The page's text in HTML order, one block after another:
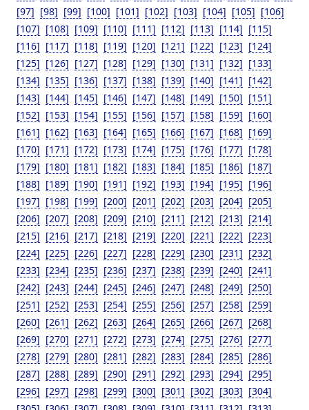
[97] [98] [99] [100] [101] [102] [103] [104] [105] [106]
[107] [108] [109] [110] [111] [112] [113] [114] [115]
[116] [117] [118] [119] [120] [121] [122] [123] [124]
[125] [126] [127] [128] [129] [130] [131] [132] [133]
[134] [135] [136] [137] [138] [139] [140] [141] [142]
[143] [144] [145] [146] [147] [148] [149] [150] [151]
[152] [153] [154] [155] [156] [157] [158] [159] [160]
[161] [162] [163] [164] [165] [166] [167] [168] [169]
[170] [171] [172] [173] [174] [175] [176] [177] [178]
[179] [180] [181] [182] [183] [184] [185] [186] [187]
[188] [189] [190] [191] [192] [193] [194] [195] [196]
[197] [198] [199] [200] [201] [202] [203] [204] [205]
[206] [207] [208] [209] [210] [211] [212] [213] [214]
[215] [216] [217] [218] [219] [220] [221] [222] [223]
[224] [225] [226] [227] [228] [229] [230] [231] [232]
[233] [234] [235] [236] [237] [238] [239] [240] [241]
[242] [243] [244] [245] [246] [247] [248] [249] [250]
[251] [252] [253] [254] [255] [256] [257] [258] [259]
[260] [261] [262] [263] [264] [265] [266] [267] [268]
[269] [270] [271] [272] [273] [274] [275] [276] [277]
[278] [279] [280] [281] [282] [283] [284] [285] [286]
[287] [288] [289] [290] [291] [292] [293] [294] [295]
[296] [297] [298] [299] [300] [301] [302] [303] [304]